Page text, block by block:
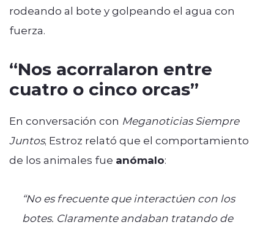
rodeando al bote y golpeando el agua con
fuerza.
“Nos acorralaron entre
cuatro o cinco orcas”
En conversación con Meganoticias Siempre
Juntos, Estroz relató que el comportamiento
de los animales fue anómalo:
“No es frecuente que interactúen con los
botes. Claramente andaban tratando de